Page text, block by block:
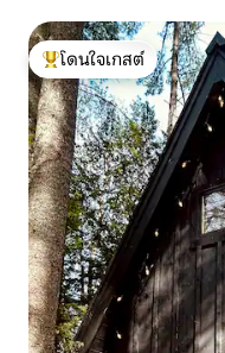
โดนใจเกสต์ที่สุด
โดนใจเกสต์